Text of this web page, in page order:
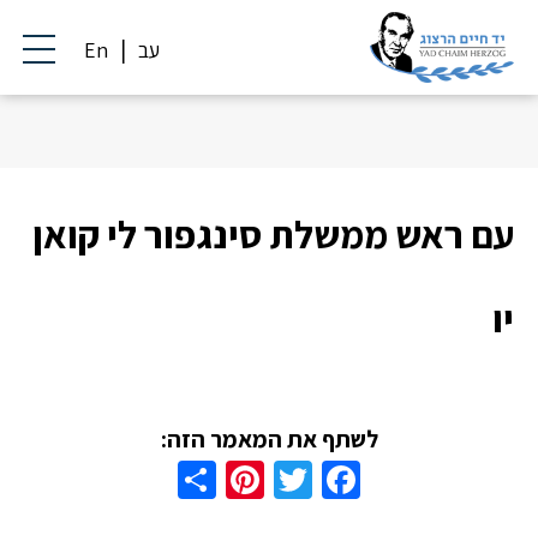
עב En
עם ראש ממשלת סינגפור לי קואן
יו
לשתף את המאמר הזה:
Facebook
Twitter
Pinterest